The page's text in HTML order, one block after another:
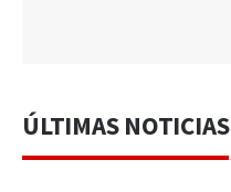
ÚLTIMAS NOTICIAS